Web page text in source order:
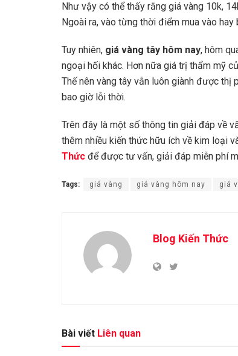
Như vậy có thể thấy rằng giá vàng 10k,
Ngoài ra, vào từng thời điểm mua vào
Tuy nhiên, giá vàng tây hôm nay, hôm
ngoại hối khác. Hơn nữa giá trị thẩm mỹ
Thế nên vàng tây vẫn luôn giành được
bao giờ lỗi thời.
Trên đây là một số thông tin giải đáp về
thêm nhiều kiến thức hữu ích về kim loại
Thức để được tư vấn, giải đáp miễn phí
Tags: giá vàng giá vàng hôm nay giá
Blog Kiến Thức
Bài viết Liên quan